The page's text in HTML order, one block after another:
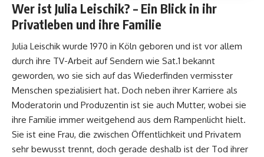
Wer ist Julia Leischik? – Ein Blick in ihr
Privatleben und ihre Familie
Julia Leischik wurde 1970 in Köln geboren und ist vor allem
durch ihre TV-Arbeit auf Sendern wie Sat.1 bekannt
geworden, wo sie sich auf das Wiederfinden vermisster
Menschen spezialisiert hat. Doch neben ihrer Karriere als
Moderatorin und Produzentin ist sie auch Mutter, wobei sie
ihre Familie immer weitgehend aus dem Rampenlicht hielt.
Sie ist eine Frau, die zwischen Öffentlichkeit und Privatem
sehr bewusst trennt, doch gerade deshalb ist der Tod ihrer